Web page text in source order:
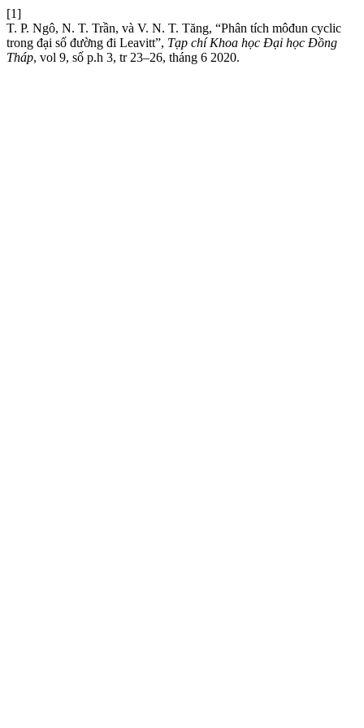
[1]
T. P. Ngô, N. T. Trần, và V. N. T. Tăng, “Phân tích môđun cyclic
trong đại số đường đi Leavitt”, Tạp chí Khoa học Đại học Đồng
Tháp, vol 9, số p.h 3, tr 23–26, tháng 6 2020.